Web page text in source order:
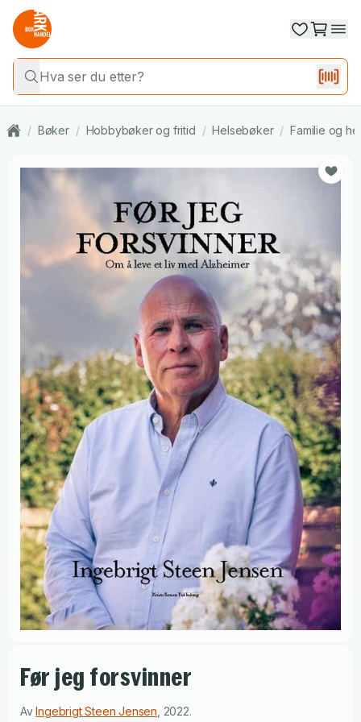
/ Bøker / Hobbybøker og fritid / Helsebøker / Familie og
Før jeg forsvinner
AvIngebrigt Steen Jensen, 2022.